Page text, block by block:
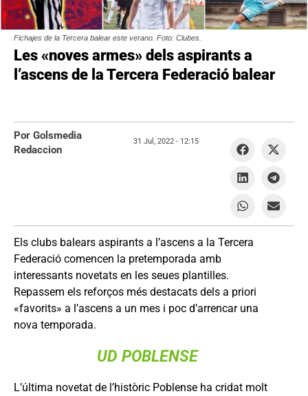
Fichajes de la Tercera balear este verano. Foto: Clubes.
Les «noves armes» dels aspirants a
l’ascens de la Tercera Federació balear
Els clubs balears aspirants a l’ascens a la Tercera
Federació comencen la pretemporada amb
interessants novetats en les seues plantilles.
Repassem els reforços més destacats dels a priori
«favorits» a l’ascens a un mes i poc d’arrencar una
nova temporada.
UD POBLENSE
L’última novetat de l’històric Poblense ha cridat molt
Por Golsmedia
Redaccion
31 Jul, 2022 - 12:15